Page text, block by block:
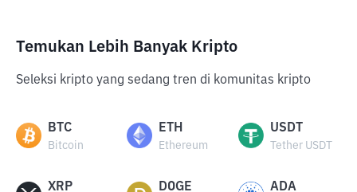
Temukan Lebih Banyak Kripto
Seleksi kripto yang sedang tren di komunitas kripto
BTC
Bitcoin
ETH
Ethereum
USDT
Tether USDT
XRP DOGE ADA